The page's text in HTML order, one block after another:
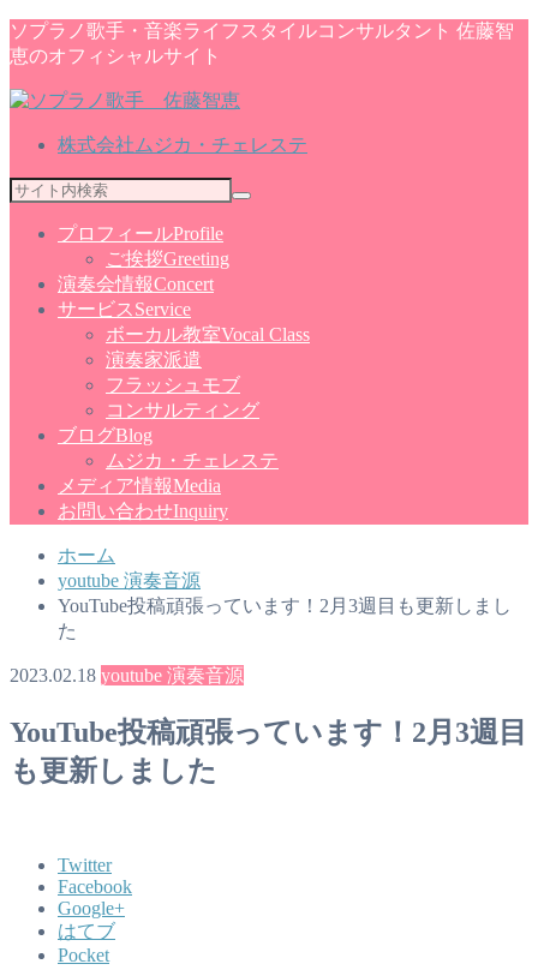
ソプラノ歌手・音楽ライフスタイルコンサルタント 佐藤智
恵のオフィシャルサイト
株式会社ムジカ・チェレステ
プロフィールProfile
ご挨拶Greeting
演奏会情報Concert
サービス Service
ボーカル教室Vocal Class
演奏家派遣
フラッシュモブ
コンサルティング
ブログBlog
ムジカ・チェレステ
メディア情報Media
お問い合わせInquiry
ホーム
youtube 演奏音源
YouTube投稿頑張っています！2月3週目も更新しまし
た
2023.02.18 youtube 演奏音源
YouTube投稿頑張っています！2月3週目
も更新しました
Twitter
Facebook
Google+
はてブ
Pocket